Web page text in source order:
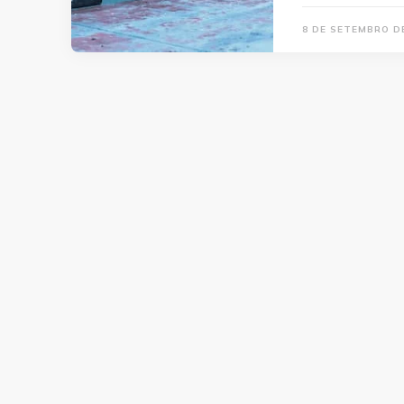
8 DE SETEMBRO